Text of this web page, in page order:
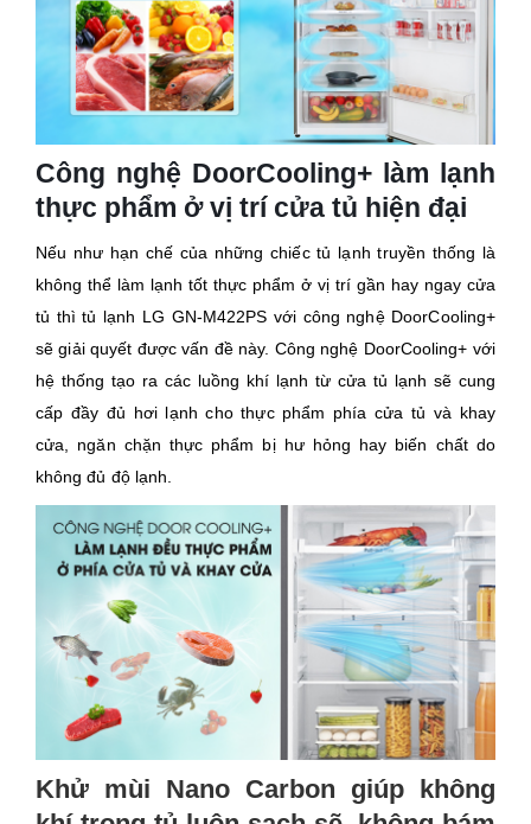
Công nghệ DoorCooling+ làm lạnh
thực phẩm ở vị trí cửa tủ hiện đại
Nếu như hạn chế của những chiếc tủ lạnh truyền thống là
không thể làm lạnh tốt thực phẩm ở vị trí gần hay ngay cửa
tủ thì tủ lạnh LG GN-M422PS với công nghệ DoorCooling+
sẽ giải quyết được vấn đề này. Công nghệ DoorCooling+ với
hệ thống tạo ra các luồng khí lạnh từ cửa tủ lạnh sẽ cung
cấp đầy đủ hơi lạnh cho thực phẩm phía cửa tủ và khay
cửa, ngăn chặn thực phẩm bị hư hỏng hay biến chất do
không đủ độ lạnh.
Khử mùi Nano Carbon giúp không